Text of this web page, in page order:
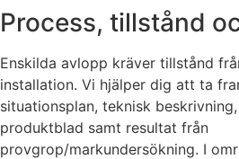
Process, tillstånd
Enskilda avlopp kräver tillstånd
installation. Vi hjälper dig att ta
situationsplan, teknisk
produktblad samt resultat från
provgrop/markundersökning. I